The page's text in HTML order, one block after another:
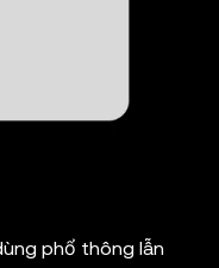
phổ thông lẫn